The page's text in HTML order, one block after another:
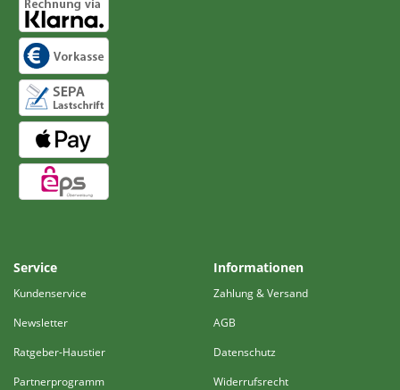
Service
Kundenservice
Newsletter
Ratgeber-Haustier
Partnerprogramm
Informationen
Zahlung & Versand
AGB
Datenschutz
Widerrufsrecht